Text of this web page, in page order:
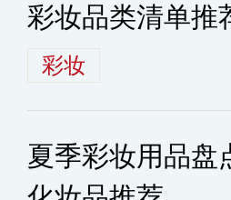
彩妆品类清单推
彩妆
夏季彩妆用品盘